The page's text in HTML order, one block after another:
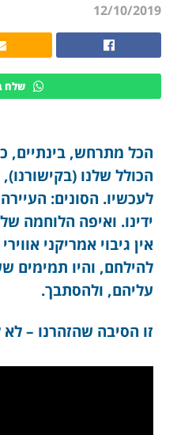
12/10/2019
שלח
הכל מתרחש, בינתיים,
הכולל שלנו
לעכשיו. הסונים:
ידינו. ואיפה הלוחמה
אין גיבוי אמריקני
להילחם, והיו תמימים
עליהם, ולהסתבך.
זו הסיבה שהזהרנו –